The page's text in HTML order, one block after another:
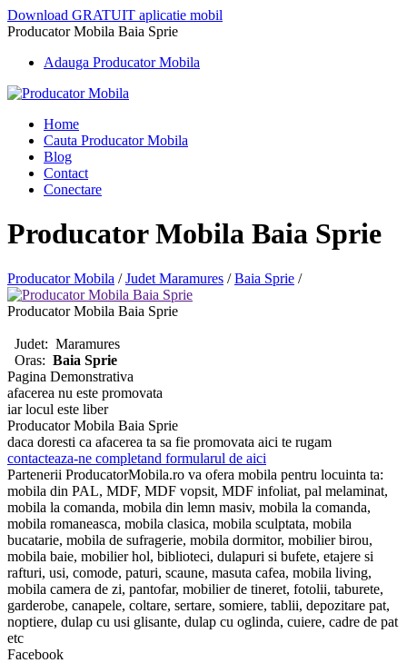
Download GRATUIT aplicatie mobil
Producator Mobila Baia Sprie
Adauga Producator Mobila
Home
Cauta Producator Mobila
Blog
Contact
Conectare
Producator Mobila Baia Sprie
Producator Mobila /Judet Maramures /Baia Sprie /
Producator Mobila Baia Sprie
Judet: Maramures
Oras: Baia Sprie
Pagina Demonstrativa
afacerea nu este promovata
iar locul este liber
Producator Mobila Baia Sprie
daca doresti ca afacerea ta sa fie promovata aici te rugam
contacteaza-ne completand formularul de aici
Partenerii ProducatorMobila.ro va ofera mobila pentru locuinta ta:
mobila din PAL, MDF, MDF vopsit, MDF infoliat, pal melaminat,
mobila la comanda, mobila din lemn masiv, mobila la comanda,
mobila romaneasca, mobila clasica, mobila sculptata, mobila
bucatarie, mobila de sufragerie, mobila dormitor, mobilier birou,
mobila baie, mobilier hol, biblioteci, dulapuri si bufete, etajere si
rafturi, usi, comode, paturi, scaune, masuta cafea, mobila living,
mobila camera de zi, pantofar, mobilier de tineret, fotolii, taburete,
garderobe, canapele, coltare, sertare, somiere, tablii, depozitare pat,
noptiere, dulap cu usi glisante, dulap cu oglinda, cuiere, cadre de pat
etc
Facebook